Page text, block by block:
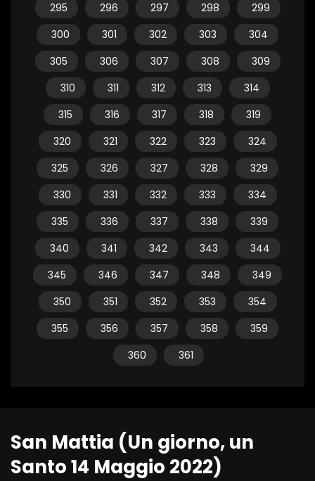
295
296 297 298
299
300
301 302 303
304
305
306 307 308
309
310
311 312 313
314
315
316 317 318
319
320
321 322 323
324
325
326 327 328
329
330
331 332 333
334
335
336 337 338
339
340
341 342 343
344
345
346 347 348
349
350
351 352 353
354
355
356 357 358
359
360
361
San Mattia (Un giorno, un
Santo 14 Maggio 2022)